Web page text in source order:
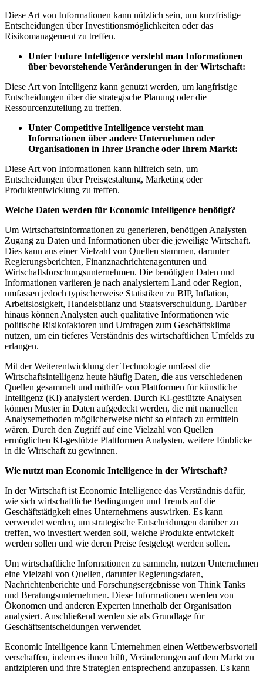
Diese Art von Informationen kann nützlich sein, um kurzfristige
Entscheidungen über Investitionsmöglichkeiten oder das
Risikomanagement zu treffen.
Unter Future Intelligence versteht man Informationen
über bevorstehende Veränderungen in der Wirtschaft:
Diese Art von Intelligenz kann genutzt werden, um langfristige
Entscheidungen über die strategische Planung oder die
Ressourcenzuteilung zu treffen.
Unter Competitive Intelligence versteht man
Informationen über andere Unternehmen oder
Organisationen in Ihrer Branche oder Ihrem Markt:
Diese Art von Informationen kann hilfreich sein, um
Entscheidungen über Preisgestaltung, Marketing oder
Produktentwicklung zu treffen.
Welche Daten werden für Economic Intelligence benötigt?
Um Wirtschaftsinformationen zu generieren, benötigen Analysten
Zugang zu Daten und Informationen über die jeweilige Wirtschaft.
Dies kann aus einer Vielzahl von Quellen stammen, darunter
Regierungsberichten, Finanznachrichtenagenturen und
Wirtschaftsforschungsunternehmen. Die benötigten Daten und
Informationen variieren je nach analysiertem Land oder Region,
umfassen jedoch typischerweise Statistiken zu BIP, Inflation,
Arbeitslosigkeit, Handelsbilanz und Staatsverschuldung. Darüber
hinaus können Analysten auch qualitative Informationen wie
politische Risikofaktoren und Umfragen zum Geschäftsklima
nutzen, um ein tieferes Verständnis des wirtschaftlichen Umfelds zu
erlangen.
Mit der Weiterentwicklung der Technologie umfasst die
Wirtschaftsintelligenz heute häufig Daten, die aus verschiedenen
Quellen gesammelt und mithilfe von Plattformen für künstliche
Intelligenz (KI) analysiert werden. Durch KI-gestützte Analysen
können Muster in Daten aufgedeckt werden, die mit manuellen
Analysemethoden möglicherweise nicht so einfach zu ermitteln
wären. Durch den Zugriff auf eine Vielzahl von Quellen
ermöglichen KI-gestützte Plattformen Analysten, weitere Einblicke
in die Wirtschaft zu gewinnen.
Wie nutzt man Economic Intelligence in der Wirtschaft?
In der Wirtschaft ist Economic Intelligence das Verständnis dafür,
wie sich wirtschaftliche Bedingungen und Trends auf die
Geschäftstätigkeit eines Unternehmens auswirken. Es kann
verwendet werden, um strategische Entscheidungen darüber zu
treffen, wo investiert werden soll, welche Produkte entwickelt
werden sollen und wie deren Preise festgelegt werden sollen.
Um wirtschaftliche Informationen zu sammeln, nutzen Unternehmen
eine Vielzahl von Quellen, darunter Regierungsdaten,
Nachrichtenberichte und Forschungsergebnisse von Think Tanks
und Beratungsunternehmen. Diese Informationen werden von
Ökonomen und anderen Experten innerhalb der Organisation
analysiert. Anschließend werden sie als Grundlage für
Geschäftsentscheidungen verwendet.
Economic Intelligence kann Unternehmen einen Wettbewerbsvorteil
verschaffen, indem es ihnen hilft, Veränderungen auf dem Markt zu
antizipieren und ihre Strategien entsprechend anzupassen. Es kann